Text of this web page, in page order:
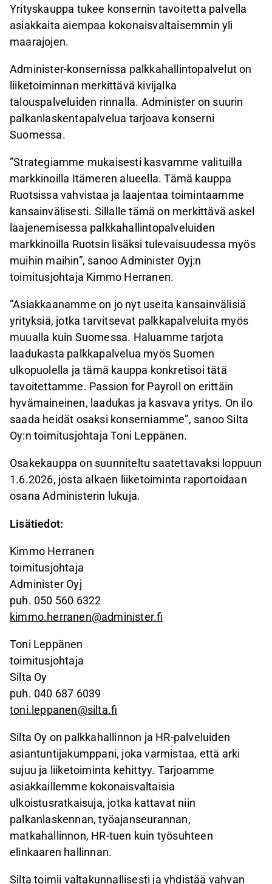
Yrityskauppa tukee konsernin tavoitetta palvella
asiakkaita aiempaa kokonaisvaltaisemmin yli
maarajojen.
Administer-konsernissa palkkahallintopalvelut on
liiketoiminnan merkittävä kivijalka
talouspalveluiden rinnalla. Administer on suurin
palkanlaskentapalvelua tarjoava konserni
Suomessa.
”Strategiamme mukaisesti kasvamme valituilla
markkinoilla Itämeren alueella. Tämä kauppa
Ruotsissa vahvistaa ja laajentaa toimintaamme
kansainvälisesti. Sillalle tämä on merkittävä askel
laajenemisessa palkkahallintopalveluiden
markkinoilla Ruotsin lisäksi tulevaisuudessa myös
muihin maihin”, sanoo Administer Oyj:n
toimitusjohtaja Kimmo Herranen.
”Asiakkaanamme on jo nyt useita kansainvälisiä
yrityksiä, jotka tarvitsevat palkkapalveluita myös
muualla kuin Suomessa. Haluamme tarjota
laadukasta palkkapalvelua myös Suomen
ulkopuolella ja tämä kauppa konkretisoi tätä
tavoitettamme. Passion for Payroll on erittäin
hyvämaineinen, laadukas ja kasvava yritys. On ilo
saada heidät osaksi konserniamme”, sanoo Silta
Oy:n toimitusjohtaja Toni Leppänen.
Osakekauppa on suunniteltu saatettavaksi loppuun
1.6.2026, josta alkaen liiketoiminta raportoidaan
osana Administerin lukuja.
Lisätiedot:
Kimmo Herranen
toimitusjohtaja
Administer Oyj
puh. 050 560 6322
kimmo.herranen@administer.fi
Toni Leppänen
toimitusjohtaja
Silta Oy
puh. 040 687 6039
toni.leppanen@silta.fi
Silta Oy on palkkahallinnon ja HR-palveluiden
asiantuntijakumppani, joka varmistaa, että arki
sujuu ja liiketoiminta kehittyy. Tarjoamme
asiakkaillemme kokonaisvaltaisia
ulkoistusratkaisuja, jotka kattavat niin
palkanlaskennan, työajanseurannan,
matkahallinnon, HR-tuen kuin työsuhteen
elinkaaren hallinnan.
Silta toimii valtakunnallisesti ja yhdistää vahvan